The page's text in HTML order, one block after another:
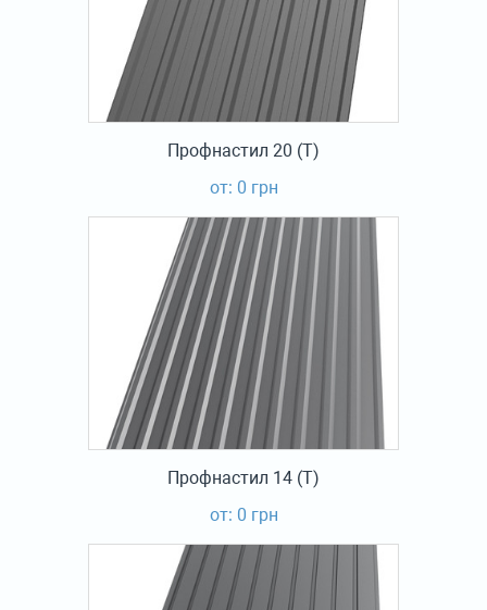
Профнастил 20 (Т)
от: 0 грн
Профнастил 14 (Т)
от: 0 грн